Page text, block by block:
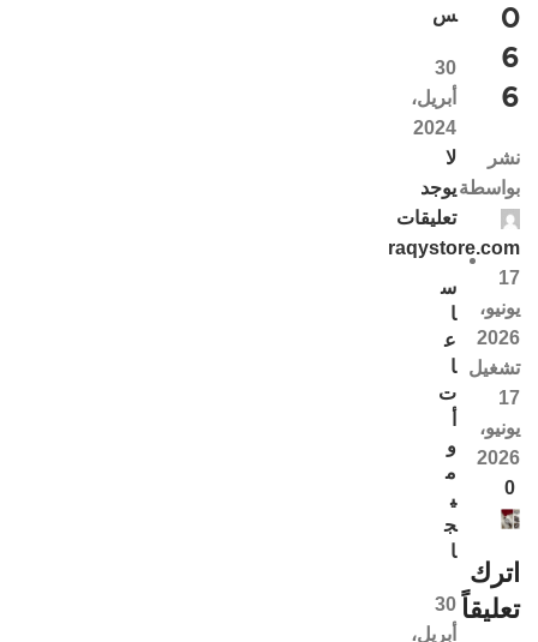
0
6
6
نشر
بواسطة
raqystore.com
17
يونيو،
2026
تشغيل
17
يونيو،
2026
0
اترك
تعليقاً
س
30
أبريل،
2024
لا
يوجد
تعليقات
س
ا
ع
ا
ت
و
م
ي
ج
ا
30
أبريل،